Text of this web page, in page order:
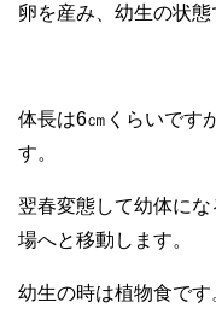
卵を産み、幼生の状態
体長は6㎝くらいです
す。
翌春変態して幼体に
場へと移動します。
幼生の時は植物食です